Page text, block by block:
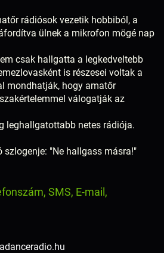
rádiósok vezetik hobbiból, a
ülnek a mikrofon mögé nap
csak hallgatta a legkedveltebb
is részesei voltak a
mondhatják, hogy amatőr
válogatják az
leghallgatottabb netes rádiója.
szlogenje: "Ne hallgass másra!"
SMS, E-mail,